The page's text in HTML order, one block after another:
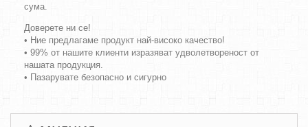
сума.
Доверете ни се!
• Ние предлагаме продукт най-високо качество!
• 99% от нашите клиенти изразяват удволетвореност от
нашата продукция.
• Пазарувате безопасно и сигурно